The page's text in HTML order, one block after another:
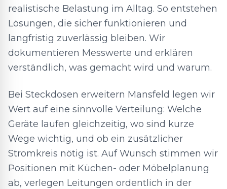
realistische Belastung im Alltag. So entstehen
Lösungen, die sicher funktionieren und
langfristig zuverlässig bleiben. Wir
dokumentieren Messwerte und erklären
verständlich, was gemacht wird und warum.
Bei Steckdosen erweitern Mansfeld legen wir
Wert auf eine sinnvolle Verteilung: Welche
Geräte laufen gleichzeitig, wo sind kurze
Wege wichtig, und ob ein zusätzlicher
Stromkreis nötig ist. Auf Wunsch stimmen wir
Positionen mit Küchen- oder Möbelplanung
ab, verlegen Leitungen ordentlich in der